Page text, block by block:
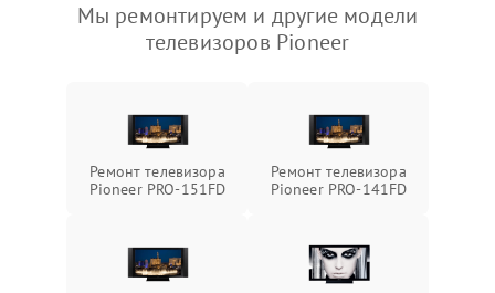
Мы ремонтируем и другие модели
телевизоров Pioneer
Ремонт телевизора
Pioneer PRO-151FD
Ремонт телевизора
Pioneer PRO-141FD